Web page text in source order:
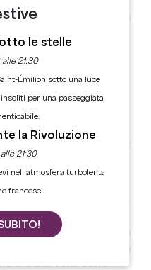
effettuati lavori di
delle merci sul
di Vignonet diventa un
vista panoramica del
in questo paesaggio.
nel XII secolo. È un
suo ingresso è
"balletto" di
chiese del sud-ovest
da una parete
diversi elementi della
di archivolto a punta di
pendenti sui pilastri.
il santuario furono coperti
e la sua volta sono
le stelle
21:30
Émilion sotto una luce
per una passeggiata
la Rivoluzione
21:30
nell’atmosfera turbolenta
francese.